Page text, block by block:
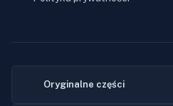
Oryginalne części